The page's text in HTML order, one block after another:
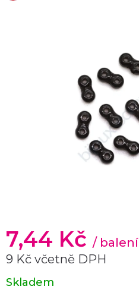
7,44 Kč / balení
9 Kč včetně DPH
Měrná
cena:
Skladem